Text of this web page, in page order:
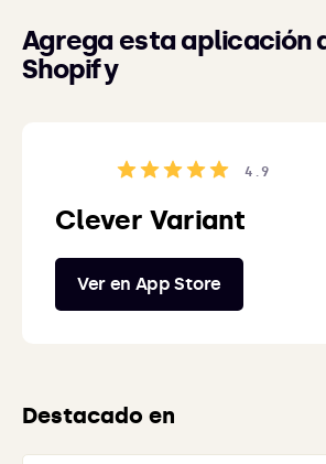
Agrega esta aplicación
Shopify
4.9
Clever Variant
Ver en App Store
Destacado en